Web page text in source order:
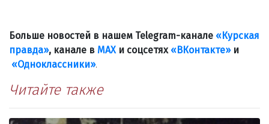
Больше новостей в нашем Telegram-канале «Курская
правда», канале в МАХ и соцсетях «ВКонтакте»и
«Одноклассники».
Читайте также